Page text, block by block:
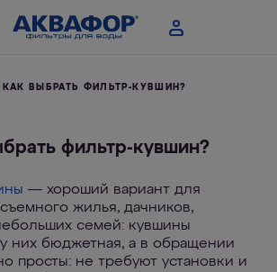
КАК ВЫБРАТЬ ФИЛЬТР-КУВШИН?
фильтр-кувшин?
— хороший вариант для
жилья, дачников,
семей: кувшины
них бюджетная, а в обращении
просты: не требуют установки и